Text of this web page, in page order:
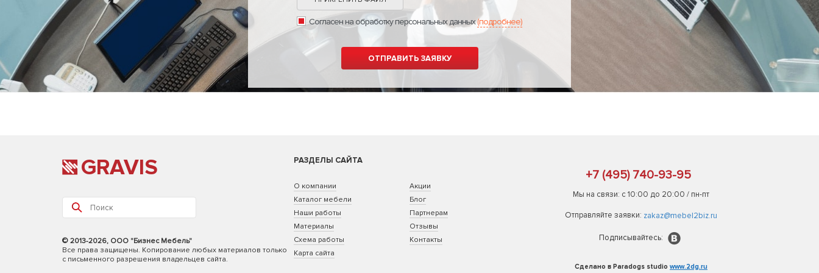
Согласен на обработку персональных данных(подробнее)
GRAVIS
© 2013-2026, ООО "Бизнес Мебель"
Все права защищены. Копирование любых материалов только
с письменного разрешения владельцев сайта.
РАЗДЕЛЫ САЙТА
О компании
Каталог мебели
Наши работы
Материалы
Схема работы
Карта сайта
Акции
Блог
Партнерам
Отзывы
Контакты
+7 (495) 740-93-95
Мы на связи: с 10:00 до 20:00 / пн-пт
Отправляйте заявки: zakaz@mebel2biz.ru
Подписывайтесь:
Сделано в Paradogs studio www.2dg.ru